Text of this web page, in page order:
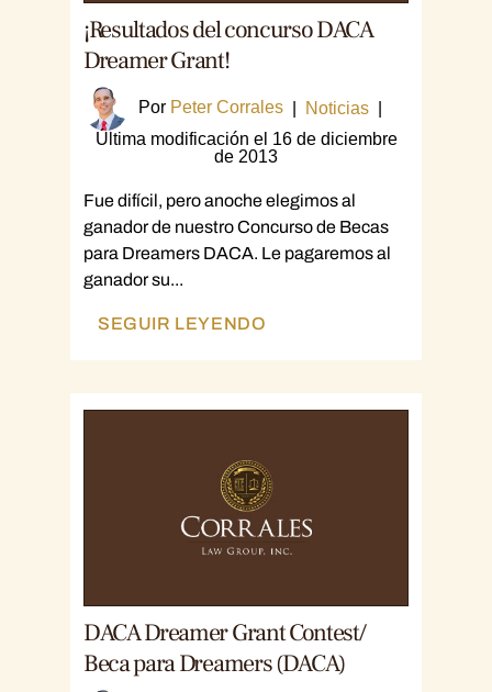
¡Resultados del concurso DACA
Dreamer Grant!
Por Peter Corrales Noticias
Última modificación el 16 de diciembre
de 2013
Fue difícil, pero anoche elegimos al
ganador de nuestro Concurso de Becas
para Dreamers DACA. Le pagaremos al
ganador su...
SEGUIR LEYENDO
DACA Dreamer Grant Contest/
Beca para Dreamers (DACA)